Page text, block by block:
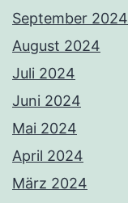
September 2024
August 2024
Juli 2024
Juni 2024
Mai 2024
April 2024
März 2024